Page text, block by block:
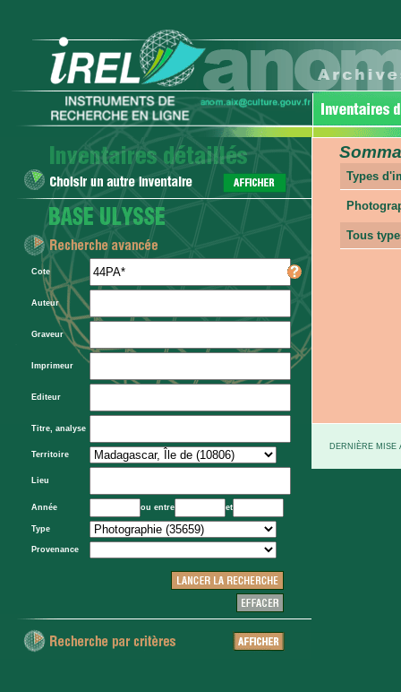
Cote
Auteur
Graveur
Imprimeur
Editeur
Titre, analyse
Territoire
Lieu
Année ou entre et
Type
Provenance
Types
Tous
DERNIÈRE MISE